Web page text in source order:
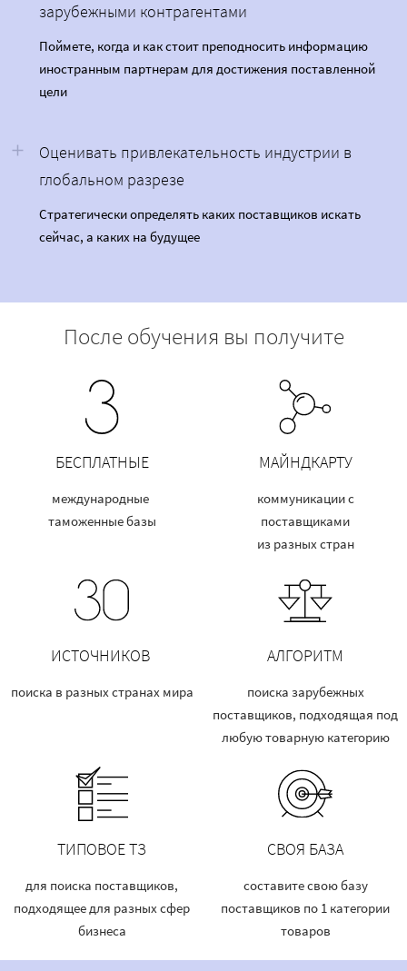
зарубежными контрагентами
Поймете, когда и как стоит преподносить информацию
иностранным партнерам для достижения поставленной
цели
Оценивать привлекательность индустрии в
глобальном разрезе
Стратегически определять каких поставщиков искать
сейчас, а каких на будущее
После обучения вы получите
БЕСПЛАТНЫЕ
международные
таможенные базы
МАЙНДКАРТУ
коммуникации с
поставщиками
из разных стран
ИСТОЧНИКОВ
поиска в разных странах мира
АЛГОРИТМ
поиска зарубежных
поставщиков, подходящая под
любую товарную категорию
ТИПОВОЕ ТЗ
для поиска поставщиков,
подходящее для разных сфер
бизнеса
СВОЯ БАЗА
составите свою базу
поставщиков по 1 категории
товаров